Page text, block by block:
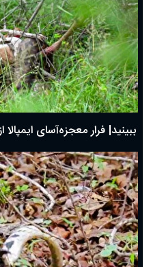
ببینید| فرار معجزه‌آسای